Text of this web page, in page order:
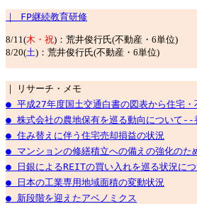
｜ FP継続教育研修
8/11(木・祝)：荒井俊行氏(不動産・6単位)
8/20(土)：荒井俊行氏(不動産・6単位)
｜ リサーチ・メモ
● 平成27年度国土交通白書の図表から住宅・
● 株式会社の農地保有を巡る動向について
● 住み替えに伴う住宅売却損益の状況
● マンションの修繕積立への備えの強化のた
● 日銀によるREITの買い入れを巡る状況に
● 日本の工業専用地域面積の変動状況
● 新段階を迎えたアベノミクス